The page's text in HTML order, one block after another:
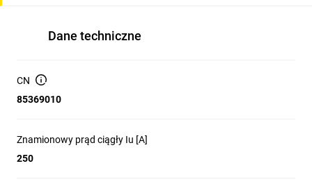
Dane techniczne
CN
85369010
Znamionowy prąd ciągły Iu [A]
250